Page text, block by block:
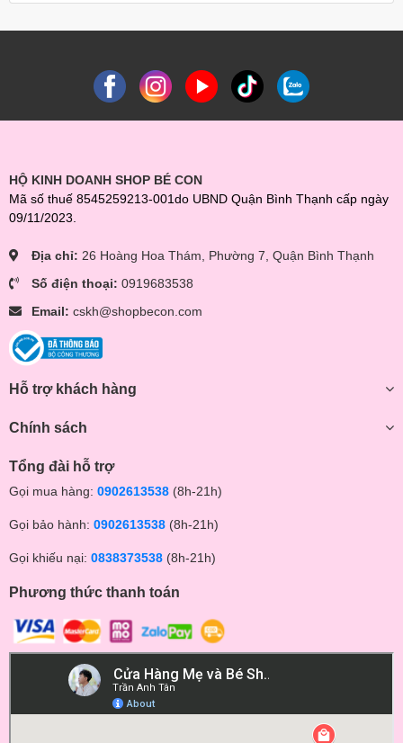
HỘ KINH DOANH SHOP BÉ CON
Mã số thuế 8545259213-001do UBND Quận Bình Thạnh cấp ngày
09/11/2023.
Địa chỉ: 26 Hoàng Hoa Thám, Phường 7, Quận Bình Thạnh
Số điện thoại: 0919683538
Email: cskh@shopbecon.com
Hỗ trợ khách hàng
Chính sách
Tổng đài hỗ trợ
Gọi mua hàng: 0902613538 (8h-21h)
Gọi bảo hành: 0902613538 (8h-21h)
Gọi khiếu nại: 0838373538 (8h-21h)
Phương thức thanh toán